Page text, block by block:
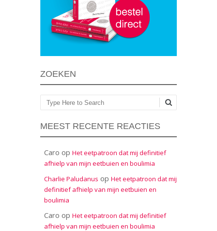
ZOEKEN
Zoeken
MEEST RECENTE REACTIES
Caro op Het eetpatroon dat mij definitief
afhielp van mijn eetbuien en boulimia
Charlie Paludanus op Het eetpatroon dat mij
definitief afhielp van mijn eetbuien en
boulimia
Caro op Het eetpatroon dat mij definitief
afhielp van mijn eetbuien en boulimia